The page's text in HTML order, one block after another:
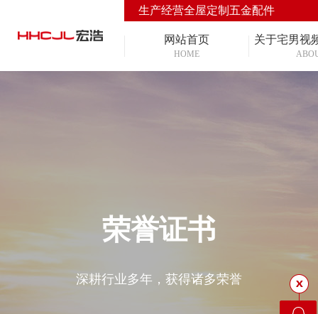
生产经营全屋定制五金配件
网站首页
HOME
关于宅男视
荣誉证书
深耕行业多年，获得诸多荣誉